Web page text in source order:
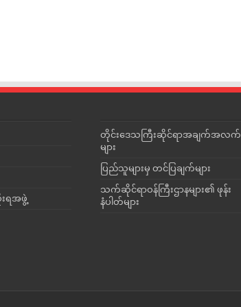
ရအဖွဲ့
တိုင်းဒေသကြီးဆိုင်ရာအချက်အလက်
များ
ပြည်သူများမှ တင်ပြချက်များ
သက်ဆိုင်ရာဝန်ကြီးဌာနများ၏ ဖုန်း
နံပါတ်များ